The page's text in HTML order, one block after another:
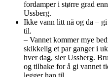
fordamper i større grad
Ussberg.
Ikke vann litt nå og da –
til.
– Vannet kommer mye
skikkelig et par ganger i
hver dag, sier Ussberg.
og tilbake for å gi vannet